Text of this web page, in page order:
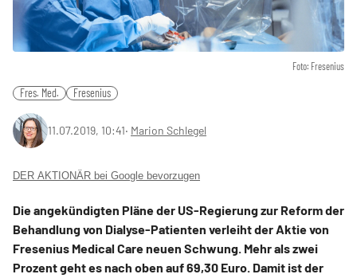
Foto: Fresenius
Fres. Med. Fresenius
11.07.2019, 10:41‧ Marion Schlegel
DER AKTIONÄR bei Google bevorzugen
Die angekündigten Pläne der US-Regierung zur Reform der
Behandlung von Dialyse-Patienten verleiht der Aktie von
Fresenius Medical Care neuen Schwung. Mehr als zwei
Prozent geht es nach oben auf 69,30 Euro. Damit ist der